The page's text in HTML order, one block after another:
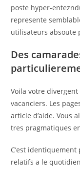
poste hyper-
represente
utilisateurs absoute
Des
Voila votre
vacanciers. Les
article d’aide. Vous
tres pragmatiques
C’est
relatifs a le